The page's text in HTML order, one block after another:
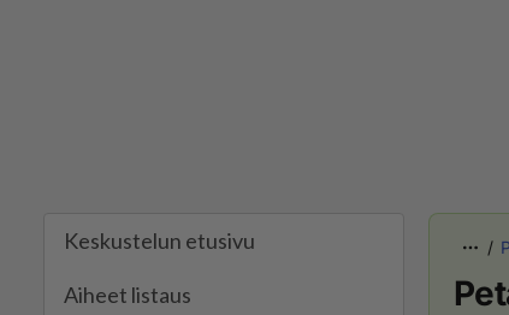
Keskustelun etusivu
Aiheet listaus